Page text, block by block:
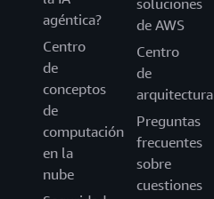
agéntica?
Centro
de
conceptos
de
computación
en la
nube
soluciones
de AWS
Centro
de
arquitectura
Preguntas
frecuentes
sobre
cuestiones